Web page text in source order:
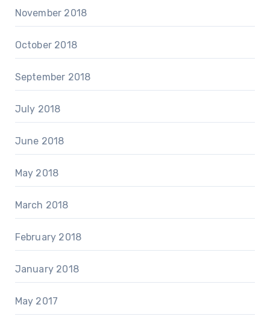
November 2018
October 2018
September 2018
July 2018
June 2018
May 2018
March 2018
February 2018
January 2018
May 2017